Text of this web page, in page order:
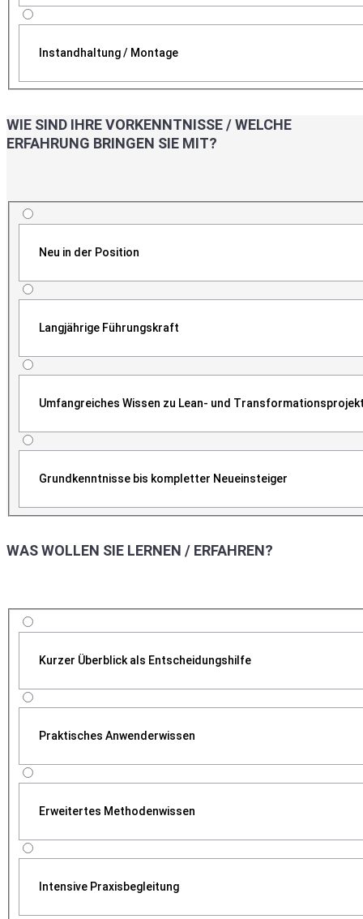
Instandhaltung / Montage
WIE SIND IHRE VORKENNTNISSE / WELCHE
ERFAHRUNG BRINGEN SIE MIT?
Neu in der Position
Langjährige Führungskraft
Umfangreiches Wissen zu Lean- und
Grundkenntnisse bis kompletter Neueinsteiger
WAS WOLLEN SIE LERNEN / ERFAHREN?
Kurzer Überblick als Entscheidungshilfe
Praktisches Anwenderwissen
Erweitertes Methodenwissen
Intensive Praxisbegleitung